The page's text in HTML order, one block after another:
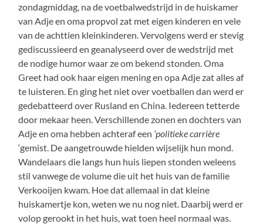
zondagmiddag, na de voetbalwedstrijd in de huiskamer
van Adje en oma propvol zat met eigen kinderen en vele
van de achttien kleinkinderen. Vervolgens werd er stevig
gediscussieerd en geanalyseerd over de wedstrijd met
de nodige humor waar ze om bekend stonden. Oma
Greet had ook haar eigen mening en opa Adje zat alles af
te luisteren. En ging het niet over voetballen dan werd er
gedebatteerd over Rusland en China. Iedereen tetterde
door mekaar heen. Verschillende zonen en dochters van
Adje en oma hebben achteraf een ‘politieke carrière
‘gemist. De aangetrouwde hielden wijselijk hun mond.
Wandelaars die langs hun huis liepen stonden weleens
stil vanwege de volume die uit het huis van de familie
Verkooijen kwam. Hoe dat allemaal in dat kleine
huiskamertje kon, weten we nu nog niet. Daarbij werd er
volop gerookt in het huis, wat toen heel normaal was.